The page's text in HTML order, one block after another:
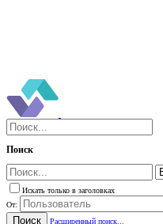
Поиск
Искать только в заголовках
От:
Поиск Расширенный поиск...